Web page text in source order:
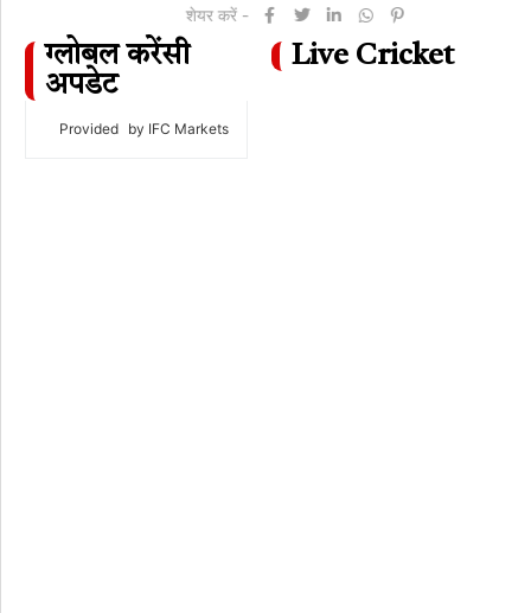
शेयर करें -
ग्लोबल करेंसी
अपडेट
Provided by IFC Markets
Live Cricket